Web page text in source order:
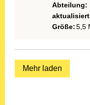
Abteilung:
aktualisiert
Größe: 5,5
Mehr laden